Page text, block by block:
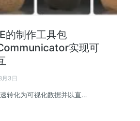
的制作工具包
实现可
月3日
转化为可视化数据并以直…